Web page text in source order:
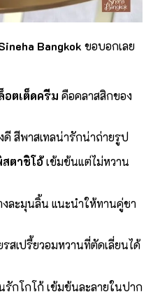
Bangkok ขอบอกเลย
ตเต็ดครีม คือคลาสสิกของ
สีพาสเทลน่ารักน่าถ่ายรูป
ตาชิโอ้เข้มข้นแต่ไม่หวาน
ละมุนลิ้น แนะนำให้ทานคู่ชา
สเปรี้ยวอมหวานที่ตัดเลี่ยนได้
กโกโก้ เข้มข้นละลายในปาก